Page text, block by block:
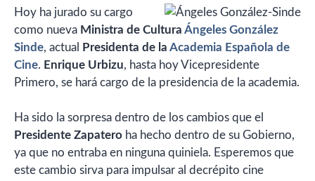
Hoy ha jurado su cargo
como nueva Ministra de Cultura Ángeles González
Sinde, actual Presidenta de la Academia Española de
Cine. Enrique Urbizu, hasta hoy Vicepresidente
Primero, se hará cargo de la presidencia de la academia.
Ha sido la sorpresa dentro de los cambios que el
Presidente Zapatero ha hecho dentro de su Gobierno,
ya que no entraba en ninguna quiniela. Esperemos que
este cambio sirva para impulsar al decrépito cine